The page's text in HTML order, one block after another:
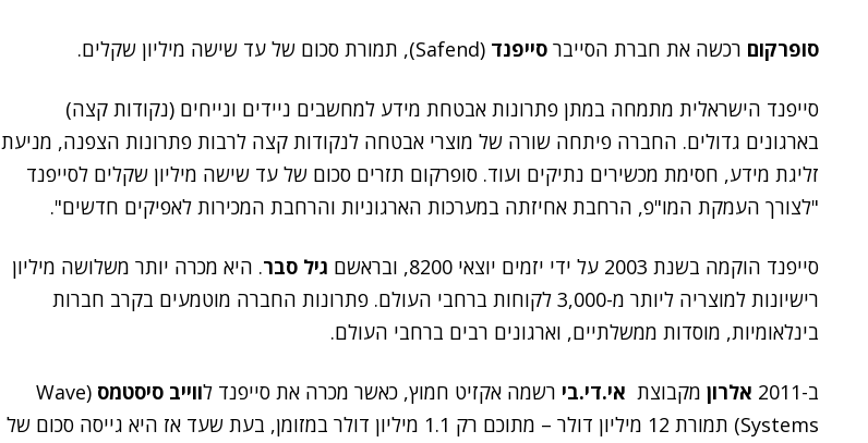
סופרקום רכשה את חברת הסייבר סייפנד (Safend), תמורת סכום של עד שישה מיליון שקלים.
סייפנד הישראלית מתמחה במתן פתרונות אבטחת מידע למחשבים ניידים ונייחים (נקודות קצה)
בארגונים גדולים. החברה פיתחה שורה של מוצרי אבטחה לנקודות קצה לרבות פתרונות הצפנה, מניעת
זליגת מידע, חסימת מכשירים נתיקים ועוד. סופרקום תזרים סכום של עד שישה מיליון שקלים לסייפנד
"לצורך העמקת המו"פ, הרחבת אחיזתה במערכות הארגוניות והרחבת המכירות לאפיקים חדשים".
סייפנד הוקמה בשנת 2003 על ידי יזמים יוצאי 8200, ובראשם גיל סבר. היא מכרה יותר משלושה מיליון
רישיונות למוצריה ליותר מ-3,000 לקוחות ברחבי העולם. פתרונות החברה מוטמעים בקרב חברות
בינלאומיות, מוסדות ממשלתיים, וארגונים רבים ברחבי העולם.
ב-2011 אלרון מקבוצת אי.די.בי רשמה אקזיט חמוץ, כאשר מכרה את סייפנד לווייב סיסטמס (Wave
Systems) תמורת 12 מיליון דולר – מתוכם רק 1.1 מיליון דולר במזומן, בעת שעד אז היא גייסה סכום של